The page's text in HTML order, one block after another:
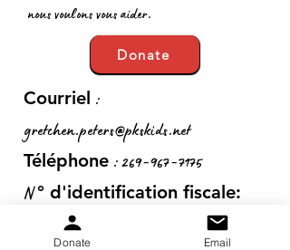
nous voulons vous aider.
Donate
Courriel :
gretchen.peters@pkskids.net
Téléphone :269-967-7175
N° d'identification fiscale:
20-5653-043
Donate Email